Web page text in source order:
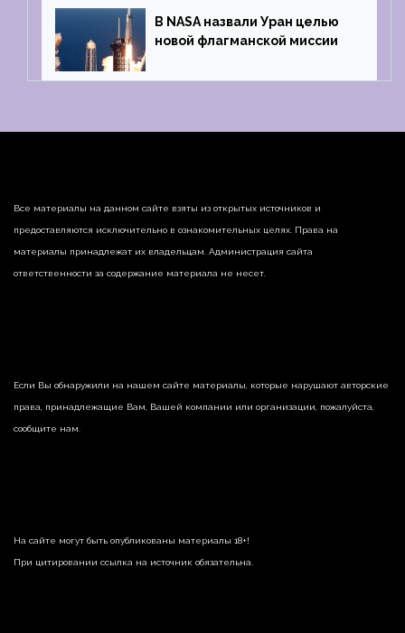
В NASA назвали Уран целью
новой флагманской миссии
Все материалы на данном сайте взяты из открытых источников и
предоставляются исключительно в ознакомительных целях. Права на
материалы принадлежат их владельцам. Администрация сайта
ответственности за содержание материала не несет.
Если Вы обнаружили на нашем сайте материалы, которые нарушают авторские
права, принадлежащие Вам, Вашей компании или организации, пожалуйста,
сообщите нам.
На сайте могут быть опубликованы материалы 18+!
При цитировании ссылка на источник обязательна.